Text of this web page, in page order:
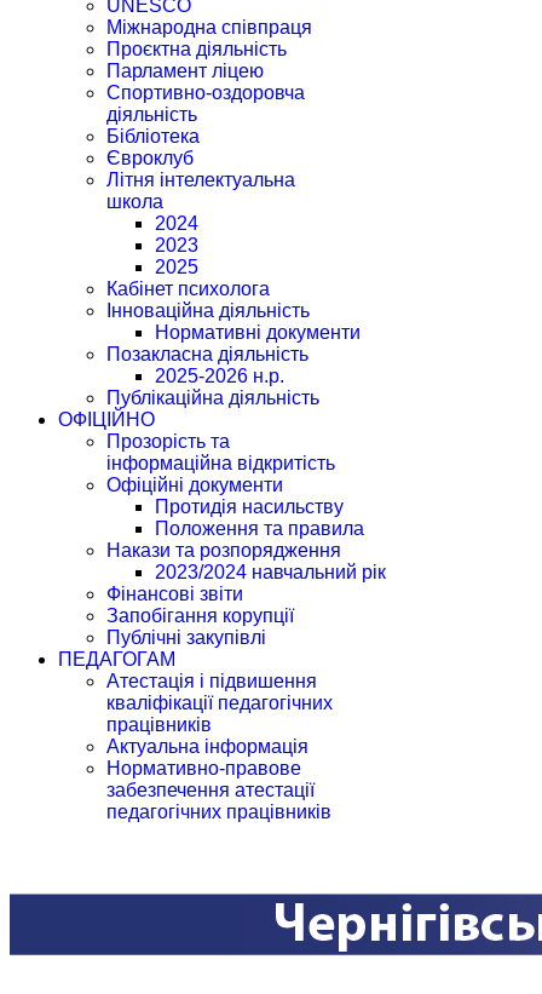
UNESCO
Міжнародна співпраця
Проєктна діяльність
Парламент ліцею
Спортивно-оздоровча
діяльність
Бібліотека
Євроклуб
Літня інтелектуальна
школа
2024
2023
2025
Кабінет психолога
Інноваційна діяльність
Нормативні документи
Позакласна діяльність
2025-2026 н.р.
Публікаційна діяльність
ОФІЦІЙНО
Прозорість та
інформаційна відкритість
Офіційні документи
Протидія насильству
Положення та правила
Накази та розпорядження
2023/2024 навчальний рік
Фінансові звіти
Запобігання корупції
Публічні закупівлі
ПЕДАГОГАМ
Атестація і підвишення
кваліфікації педагогічних
працівників
Актуальна інформація
Нормативно-правове
забезпечення атестації
педагогічних працівників